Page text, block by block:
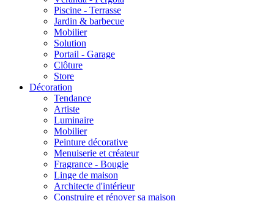
Piscine - Terrasse
Jardin & barbecue
Mobilier
Solution
Portail - Garage
Clôture
Store
Décoration
Tendance
Artiste
Luminaire
Mobilier
Peinture décorative
Menuiserie et créateur
Fragrance - Bougie
Linge de maison
Architecte d'intérieur
Construire et rénover sa maison